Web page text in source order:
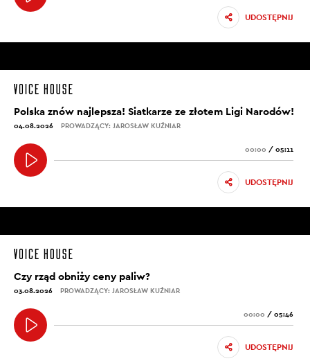
UDOSTĘPNIJ
Polska znów najlepsza! Siatkarze ze złotem Ligi Narodów!
04.08.2026 PROWADZĄCY: JAROSŁAW KUŹNIAR
00:00 / 05:11
UDOSTĘPNIJ
Czy rząd obniży ceny paliw?
03.08.2026 PROWADZĄCY: JAROSŁAW KUŹNIAR
00:00 / 05:46
UDOSTĘPNIJ